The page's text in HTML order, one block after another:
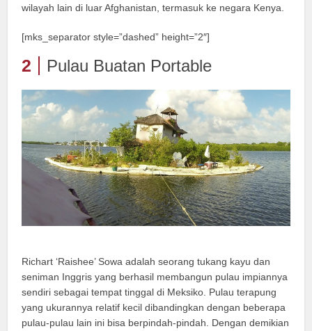
wilayah lain di luar Afghanistan, termasuk ke negara Kenya.
[mks_separator style=”dashed” height=”2″]
2 Pulau Buatan Portable
Richart ‘Raishee’ Sowa adalah seorang tukang kayu dan
seniman Inggris yang berhasil membangun pulau impiannya
sendiri sebagai tempat tinggal di Meksiko. Pulau terapung
yang ukurannya relatif kecil dibandingkan dengan beberapa
pulau-pulau lain ini bisa berpindah-pindah. Dengan demikian